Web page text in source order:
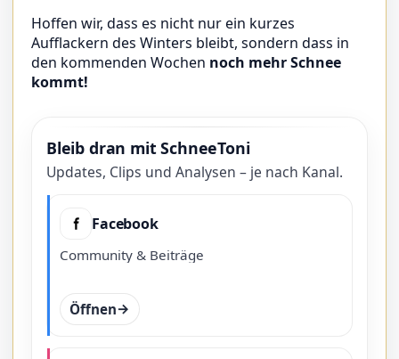
Hoffen wir, dass es nicht nur ein kurzes
Aufflackern des Winters bleibt, sondern dass in
den kommenden Wochen noch mehr Schnee
kommt!
Bleib dran mit SchneeToni
Updates, Clips und Analysen – je nach Kanal.
Facebook
Community & Beiträge
Öffnen